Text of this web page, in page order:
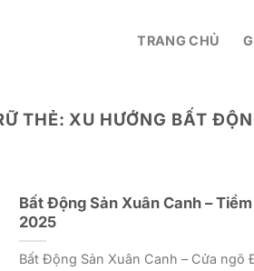
TRANG CHỦ
THẺ: XU HƯỚNG BẤT
Bất Động Sản Xuân Canh –
2025
Bất Động Sản Xuân Canh – Cửa ngõ